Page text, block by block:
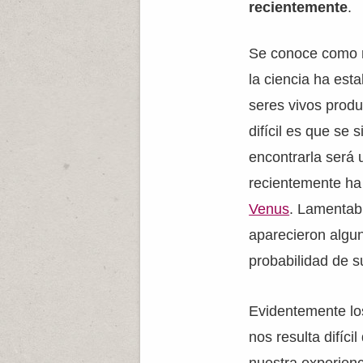
recientemente.
Se conoce
la ciencia ha
seres vivos
difícil es que se
encontrarla será
recientemente
Venus.
aparecieron
probabilidad de
Evidentemente
nos resulta difícil